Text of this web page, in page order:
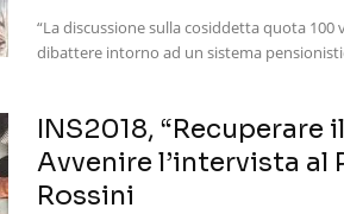
“La discussione sulla cosiddetta quota
dibattere intorno ad un sistema
INS2018, “Recuperare
Avvenire l’intervista al
Rossini